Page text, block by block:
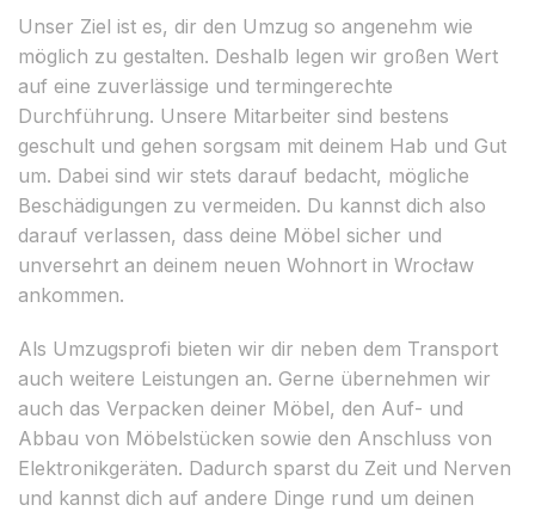
Unser Ziel ist es, dir den Umzug so angenehm wie
möglich zu gestalten. Deshalb legen wir großen Wert
auf eine zuverlässige und termingerechte
Durchführung. Unsere Mitarbeiter sind bestens
geschult und gehen sorgsam mit deinem Hab und Gut
um. Dabei sind wir stets darauf bedacht, mögliche
Beschädigungen zu vermeiden. Du kannst dich also
darauf verlassen, dass deine Möbel sicher und
unversehrt an deinem neuen Wohnort in Wrocław
ankommen.
Als Umzugsprofi bieten wir dir neben dem Transport
auch weitere Leistungen an. Gerne übernehmen wir
auch das Verpacken deiner Möbel, den Auf- und
Abbau von Möbelstücken sowie den Anschluss von
Elektronikgeräten. Dadurch sparst du Zeit und Nerven
und kannst dich auf andere Dinge rund um deinen